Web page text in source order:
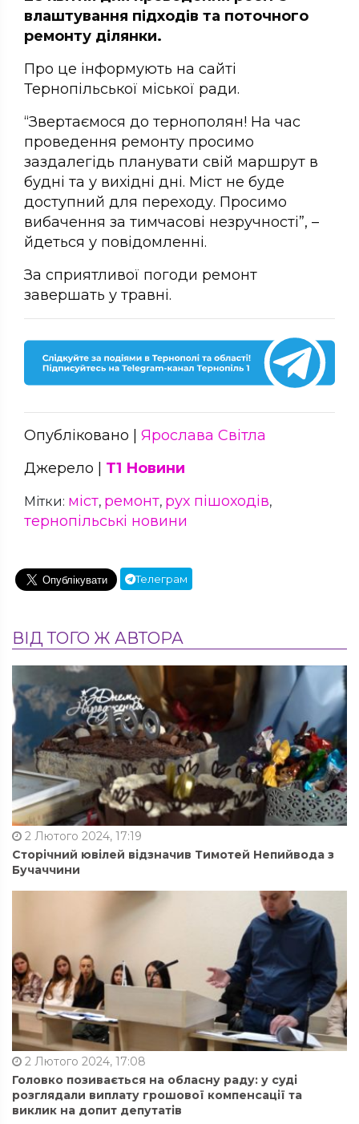
влаштування підходів та поточного
ремонту ділянки.
Про це інформують на сайті
Тернопільської міської ради.
“Звертаємося до тернополян! На час
проведення ремонту просимо
заздалегідь планувати свій маршрут в
будні та у вихідні дні. Міст не буде
доступний для переходу. Просимо
вибачення за тимчасові незручності”, –
йдеться у повідомленні.
За сприятливої погоди ремонт
завершать у травні.
Опубліковано | Ярослава Світла
Джерело | Т1 Новини
Мітки: міст, ремонт, рух пішоходів,
тернопільські новини
Телеграм
ВІД ТОГО Ж АВТОРА
2 Лютого 2024, 17:19
Сторічний ювілей відзначив Тимотей Непийвода з
Бучаччини
2 Лютого 2024, 17:08
Головко позивається на обласну раду: у суді
розглядали виплату грошової компенсації та
виклик на допит депутатів